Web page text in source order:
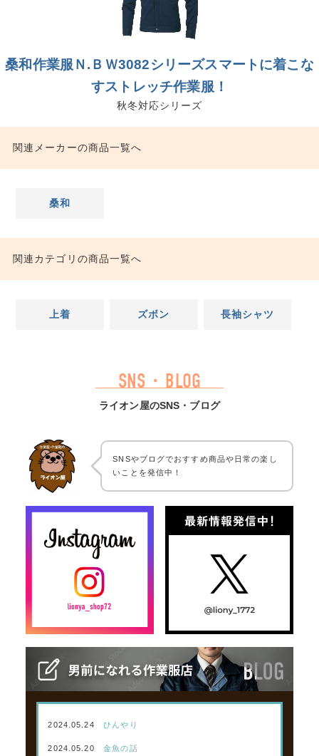
桑和作業服Ｎ.ＢＷ3082シリーズスマートに着こな
すストレッチ作業服！
秋冬対応シリーズ
関連メーカーの商品一覧へ
桑和
関連カテゴリの商品一覧へ
上着 ズボン 長袖シャツ
SNS・BLOG
ライオン屋のSNS・ブログ
SNSやブログでおすすめ商品や日常の楽し
いことを発信中！
2024.05.24 ひんやり
2024.05.20 金魚の話